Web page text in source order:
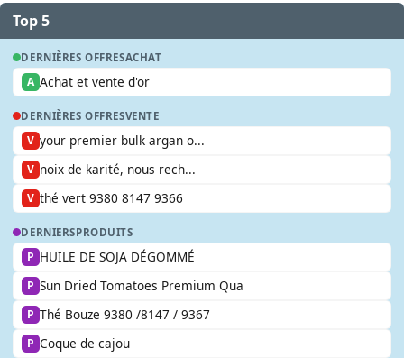
Top 5
DERNIÈRES OFFRESACHAT
A Achat et vente d'or
DERNIÈRES OFFRESVENTE
V your premier bulk argan o...
V noix de karité, nous rech...
V thé vert 9380 8147 9366
DERNIERSPRODUITS
P HUILE DE SOJA DÉGOMMÉ
P Sun Dried Tomatoes Premium Qua
P Thé Bouze 9380 /8147 / 9367
P Coque de cajou